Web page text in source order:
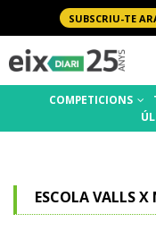
SUBSCRIU-TE
COMPETICIONS
ESCOLA VALLS